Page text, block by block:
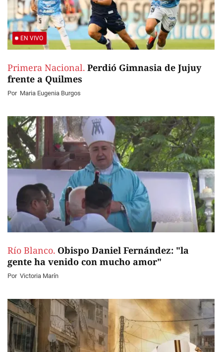
EN VIVO
Primera Nacional. Perdió Gimnasia de Jujuy
frente a Quilmes
Por Maria Eugenia Burgos
Río Blanco. Obispo Daniel Fernández: "la
gente ha venido con mucho amor"
Por Victoria Marín